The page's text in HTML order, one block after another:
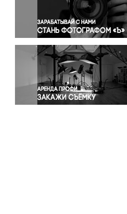
Правосудие
Происшествия и конфликты
Религия
Светская жизнь
Спорт
Экология
Экономика и бизнес